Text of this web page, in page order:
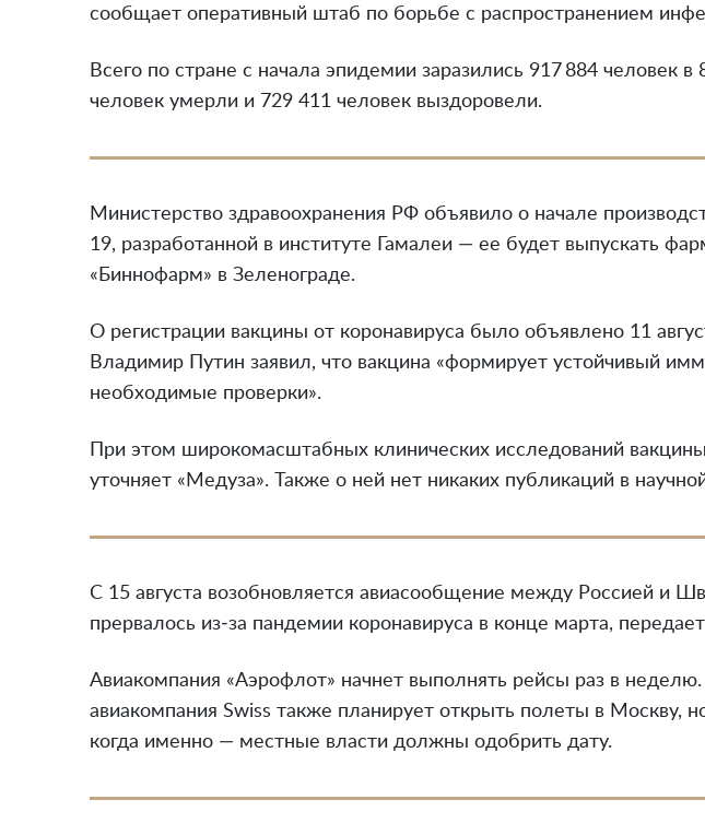
сообщает оперативный штаб по борьбе с распространением
Всего по стране с начала эпидемии заразились 917 884 человек в
человек умерли и 729 411 человек выздоровели.
Министерство здравоохранения РФ объявило о начале
19, разработанной в институте Гамалеи — ее будет выпускать
«Биннофарм» в Зеленограде.
О регистрации вакцины от коронавируса было объявлено 11
Владимир Путин заявил, что вакцина «формирует устойчивый
необходимые проверки».
При этом широкомасштабных клинических исследований
уточняет «Медуза». Также о ней нет никаких публикаций в
С 15 августа возобновляется авиасообщение между Россией и
прервалось из‑за пандемии коронавируса в конце марта,
Авиакомпания «Аэрофлот» начнет выполнять рейсы раз в
авиакомпания Swiss также планирует открыть полеты в Москву,
когда именно — местные власти должны одобрить дату.